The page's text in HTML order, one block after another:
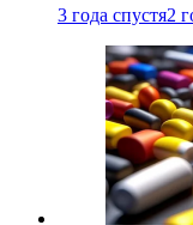
3 года спустя2